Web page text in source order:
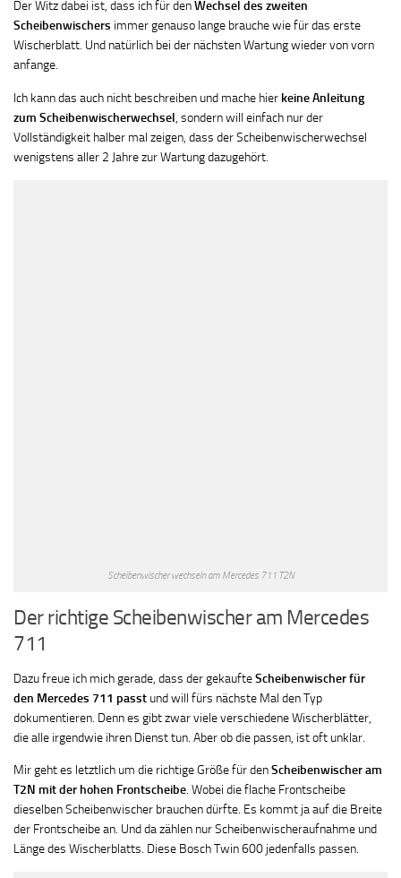
Der Witz dabei ist, dass ich für denWechsel des zweiten
Scheibenwischers immer genauso lange brauche wie für das erste
Wischerblatt. Und natürlich bei der nächsten Wartung wieder von vorn
anfange.
Ich kann das auch nicht beschreiben und mache hier keine Anleitung
zum Scheibenwischerwechsel, sondern will einfach nur der
Vollständigkeit halber mal zeigen, dass der Scheibenwischerwechsel
wenigstens aller 2 Jahre zur Wartung dazugehört.
Scheibenwischer wechseln am Mercedes 711 T2N
Der richtige Scheibenwischer am Mercedes
711
Dazu freue ich mich gerade, dass der gekaufteScheibenwischer für
den Mercedes 711 passt und will fürs nächste Mal den Typ
dokumentieren. Denn es gibt zwar viele verschiedene Wischerblätter,
die alle irgendwie ihren Dienst tun. Aber ob die passen, ist oft unklar.
Mir geht es letztlich um die richtige Größe für denScheibenwischer am
T2N mit der hohen Frontscheibe. Wobei die flache Frontscheibe
dieselben Scheibenwischer brauchen dürfte. Es kommt ja auf die Breite
der Frontscheibe an. Und da zählen nur Scheibenwischeraufnahme und
Länge des Wischerblatts. Diese Bosch Twin 600 jedenfalls passen.